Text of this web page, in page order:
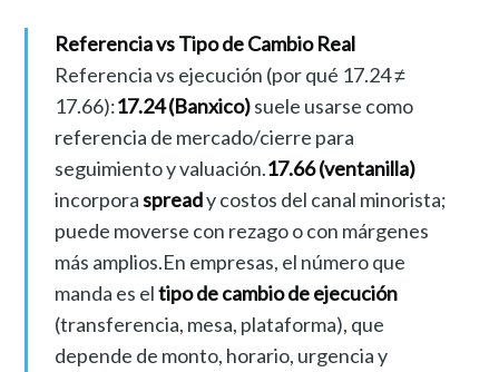
Referencia vs Tipo de Cambio Real
Referencia vs ejecución (por qué 17.24 ≠
17.66):17.24 (Banxico)suele usarse como
referencia de mercado/cierre para
seguimiento y valuación.17.66 (ventanilla)
incorporaspready costos del canal minorista;
puede moverse con rezago o con márgenes
más amplios.En empresas, el número que
manda es eltipo de cambio de ejecución
(transferencia, mesa, plataforma), que
depende de monto, horario, urgencia y